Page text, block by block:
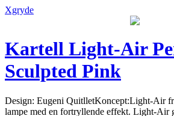
Xgryde
Kartell Light-Air
Sculpted Pink
Design: Eugeni QuitlletKoncept:Light-Air
lampe med en fortryllende effekt. Light-Air